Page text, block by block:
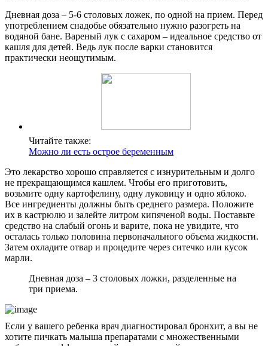
Дневная доза – 5-6 столовых ложек, по одной на прием. Перед
употреблением снадобье обязательно нужно разогреть на
водяной бане. Вареный лук с сахаром – идеальное средство от
кашля для детей. Ведь лук после варки становится
практически неощутимым.
Читайте также:
Можно ли есть острое беременным
Это лекарство хорошо справляется с изнурительным и долго
не прекращающимся кашлем. Чтобы его приготовить,
возьмите одну картофелину, одну луковицу и одно яблоко.
Все ингредиенты должны быть среднего размера. Положите
их в кастрюлю и залейте литром кипяченой воды. Поставьте
средство на слабый огонь и варите, пока не увидите, что
осталась только половина первоначального объема жидкости.
Затем охладите отвар и процедите через ситечко или кусок
марли.
Дневная доза – 3 столовых ложки, разделенные на
три приема.
Если у вашего ребенка врач диагностировал бронхит, а вы не
хотите пичкать малыша препаратами с множественными